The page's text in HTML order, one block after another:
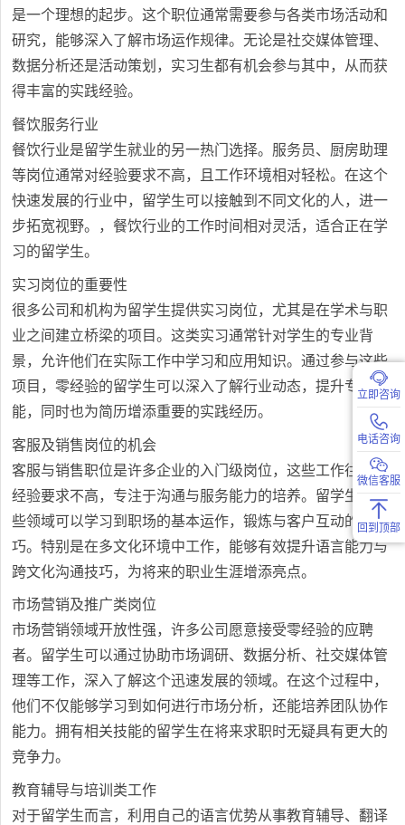
是一个理想的起步。这个职位通常需要参与各类市场活动和
研究，能够深入了解市场运作规律。无论是社交媒体管理、
数据分析还是活动策划，实习生都有机会参与其中，从而获
得丰富的实践经验。
餐饮服务行业
餐饮行业是留学生就业的另一热门选择。服务员、厨房助理
等岗位通常对经验要求不高，且工作环境相对轻松。在这个
快速发展的行业中，留学生可以接触到不同文化的人，进一
步拓宽视野。，餐饮行业的工作时间相对灵活，适合正在学
习的留学生。
实习岗位的重要性
很多公司和机构为留学生提供实习岗位，尤其是在学术与职
业之间建立桥梁的项目。这类实习通常针对学生的专业背
景，允许他们在实际工作中学习和应用知识。通过参与这些
项目，零经验的留学生可以深入了解行业动态，提升专业技
能，同时也为简历增添重要的实践经历。
客服及销售岗位的机会
客服与销售职位是许多企业的入门级岗位，这些工作往往对
经验要求不高，专注于沟通与服务能力的培养。留学生在这
些领域可以学习到职场的基本运作，锻炼与客户互动的技
巧。特别是在多文化环境中工作，能够有效提升语言能力与
跨文化沟通技巧，为将来的职业生涯增添亮点。
市场营销及推广类岗位
市场营销领域开放性强，许多公司愿意接受零经验的应聘
者。留学生可以通过协助市场调研、数据分析、社交媒体管
理等工作，深入了解这个迅速发展的领域。在这个过程中，
他们不仅能够学习到如何进行市场分析，还能培养团队协作
能力。拥有相关技能的留学生在将来求职时无疑具有更大的
竞争力。
教育辅导与培训类工作
对于留学生而言，利用自己的语言优势从事教育辅导、翻译
立即咨询
电话咨询
微信客服
回到顶部